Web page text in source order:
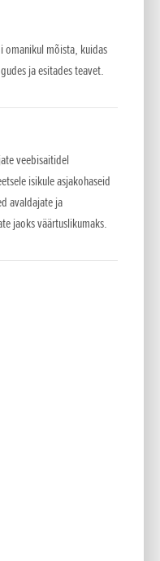
omanikul mõista, kuidas
ja esitades teavet.
veebisaitidel
isikule asjakohaseid
avaldajate ja
jaoks väärtuslikumaks.
Juba 2001. aastal
ning 2003. aastal
2007. aastal, kui ta
võitis ta oma
rõhutab ta meeskonna
Me oleme koos kogenud
Hondale ja